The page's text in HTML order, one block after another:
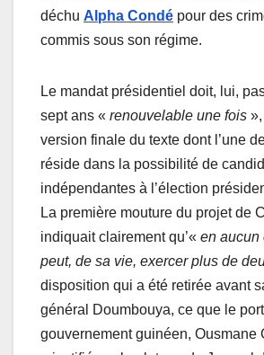
déchu Alpha Condé pour des
commis sous son régime.
Le mandat présidentiel doit, lui,
sept ans « renouvelable une fois
version finale du texte dont l’une
réside dans la possibilité de
indépendantes à l’élection
La première mouture du projet de
indiquait clairement qu’« en aucun
peut, de sa vie, exercer plus de
disposition qui a été retirée avant
général Doumbouya, ce que le
gouvernement guinéen, Ousmane